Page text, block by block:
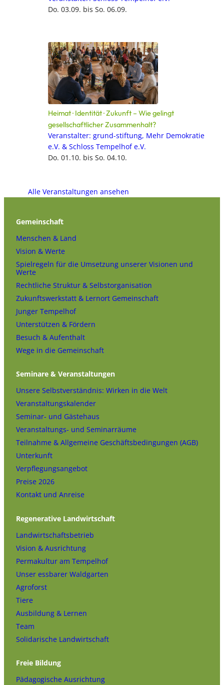
Do. 03.09. bis So. 06.09.
Heimat · Identität · Zukunft – Wie gelingt
gesellschaftlicher Zusammenhalt?
Veranstalter: grund-stiftung, Mehr Demokratie
e.V. & Schloss Tempelhof e.V.
Do. 01.10. bis So. 04.10.
Alle Veranstaltungen ansehen
Gemeinschaft
Menschen & Land
Vision & Werte
Spielregeln für die Umsetzung unserer Visionen und
Werte
Rechtliche Struktur & Selbstorganisation
Zukunftswerkstatt & Lernort Gemeinschaft
Junger Tempelhof
Unterstützen & Fördern
Besuch & Aufenthalt
Wege in die Gemeinschaft
Seminare & Veranstaltungen
Unsere Selbstverständnis: Wirken in die Welt
Veranstaltungskalender
Seminar- und Gästehaus
Veranstaltungs- und Seminarräume
Teilnahme & Allgemeine Geschäftsbedingungen (AGB)
Unterkunft
Verpflegungsangebot
Preise 2026
Kontakt und Anreise
Regenerative Landwirtschaft
Landwirtschaftsbetrieb
Vision & Ausrichtung
Permakultur am Tempelhof
Unser essbarer Waldgarten
Agroforst
Tiere
Ausbildung & Lernen
Team
Solidarische Landwirtschaft
Freie Bildung
Pädagogische Ausrichtung